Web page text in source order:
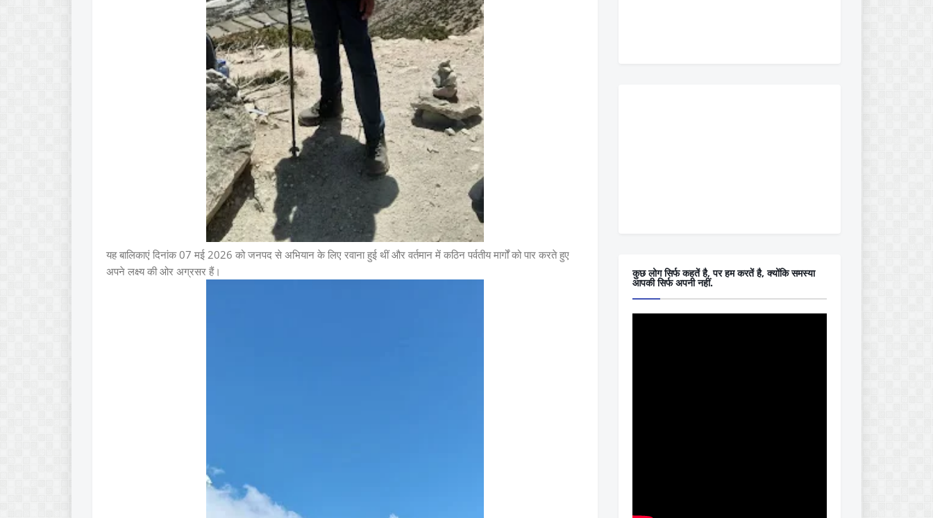
यह बालिकाएं दिनांक 07 मई 2026 को जनपद से अभियान के लिए रवाना हुई थीं और वर्तमान में कठिन पर्वतीय मार्गों को पार करते हुए
अपने लक्ष्य की ओर अग्रसर हैं।
कुछ लोग सिर्फ कहतें है, पर हम करतें है, क्योंकि समस्या
आपकी सिर्फ अपनी नहीं.